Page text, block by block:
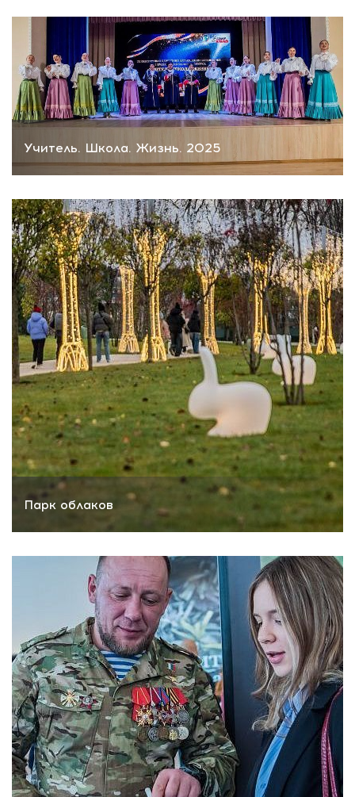
Учитель. Школа. Жизнь. 2025
Парк облаков